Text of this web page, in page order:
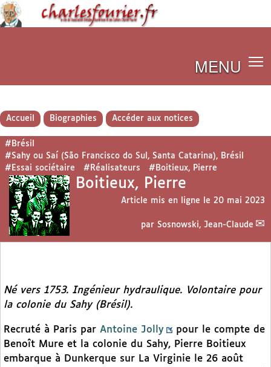
MENU
Accueil Biographies Accéder aux notices
#Brésil
#Sahy ou Saí (São Francisco do Sul, Santa Catarina), Brésil
#Essai sociétaire
#Réalisateurs #Boitieux, Pierre
Boitieux, Pierre
Article mis en ligne le 20 mai 2023
par Sosnowski, Jean-Claude
Né vers 1753. Ingénieur hydraulique. Volontaire pour
la colonie du Sahy (Brésil).
Recruté à Paris par Antoine Jolly
pour le compte de
Benoît Mure et la colonie du Sahy, Pierre Boitieux
embarque à Dunkerque sur La Virginie le 26 août